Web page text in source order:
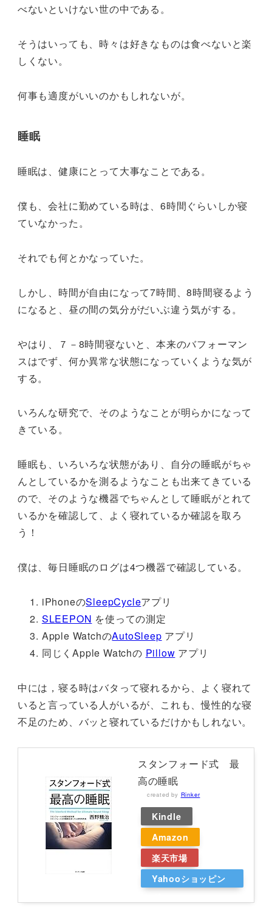
べないといけない世の中である。
そうはいっても、時々は好きなものは食べないと楽
しくない。
何事も適度がいいのかもしれないが。
睡眠
睡眠は、健康にとって大事なことである。
僕も、会社に勤めている時は、6時間ぐらいしか寝
ていなかった。
それでも何とかなっていた。
しかし、時間が自由になって7時間、8時間寝るよう
になると、昼の間の気分がだいぶ違う気がする。
やはり、７－8時間寝ないと、本来のバフォーマン
スはでず、何か異常な状態になっていくような気が
する。
いろんな研究で、そのようなことが明らかになって
きている。
睡眠も、いろいろな状態があり、自分の睡眠がちゃ
んとしているかを測るようなことも出来てきている
ので、そのような機器でちゃんとして睡眠がとれて
いるかを確認して、よく寝れているか確認を取ろ
う！
僕は、毎日睡眠のログは4つ機器で確認している。
iPhoneのSleepCycleアプリ
SLEEPON を使っての測定
Apple WatchのAutoSleep アプリ
同じくApple Watchの Pillow アプリ
中には，寝る時はバタって寝れるから、よく寝れて
いると言っている人がいるが、これも、慢性的な寝
不足のため、バッと寝れているだけかもしれない。
スタンフォード式 最
高の睡眠
created by Rinker
Kindle
Amazon
楽天市場
Yahooショッピン